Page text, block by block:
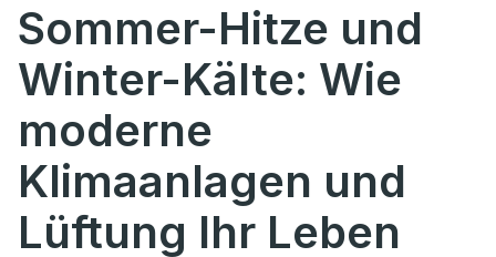
Sommer-Hitze und
Winter-Kälte: Wie
moderne
Klimaanlagen und
Lüftung Ihr Leben